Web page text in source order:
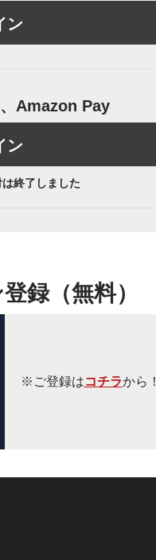
ン
Amazon Pay
ン
終了しました
録（無料）
※ご登録はコチラから！